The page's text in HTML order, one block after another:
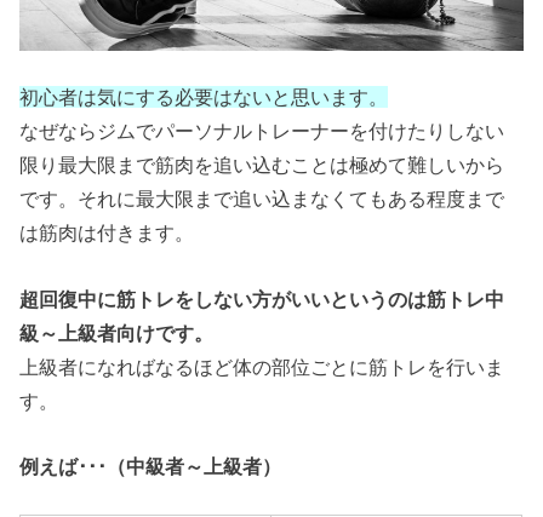
初心者は気にする必要はないと思います。
なぜならジムでパーソナルトレーナーを付けたりしない
限り最大限まで筋肉を追い込むことは極めて難しいから
です。それに最大限まで追い込まなくてもある程度まで
は筋肉は付きます。
超回復中に筋トレをしない方がいいというのは筋トレ中
級～上級者向けです。
上級者になればなるほど体の部位ごとに筋トレを行いま
す。
例えば･･･（中級者～上級者）